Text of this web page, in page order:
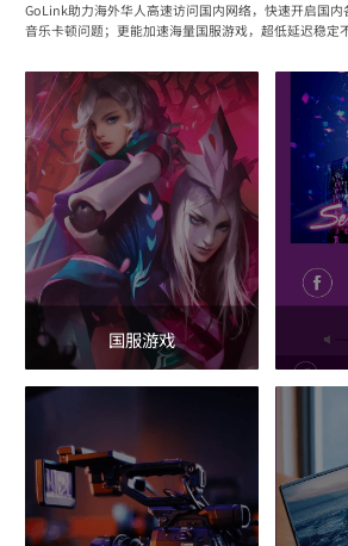
GoLink助力海外华人高速访问国内网络，快速开启国内
音乐卡顿问题；更能加速海量国服游戏，超低延迟稳定
国服游戏